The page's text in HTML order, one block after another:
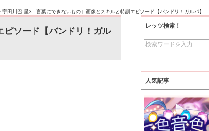
宇田川巴 星3［言葉にできないもの］画像とスキルと特訓エピソード【バンドリ！ガルパ】
ピソード【バンドリ！ガル
レッツ検索！
人気記事